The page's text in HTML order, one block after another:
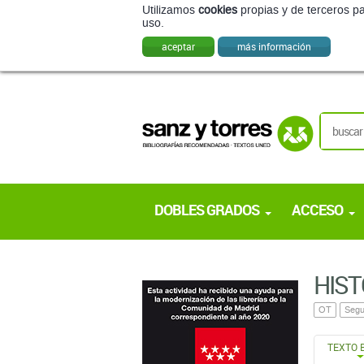
Utilizamos cookies propias y de terceros
uso.
aceptar más información
DOBLES GRADOS ACCESO
OT
TEXTO